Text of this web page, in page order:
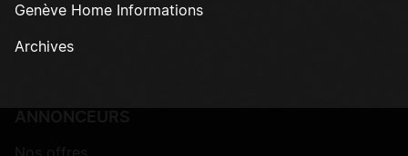
Genève Home Informations
Archives